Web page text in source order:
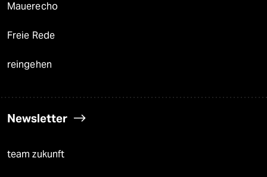
Mauerecho
Freie Rede
reingehen
Newsletter
team zukunft